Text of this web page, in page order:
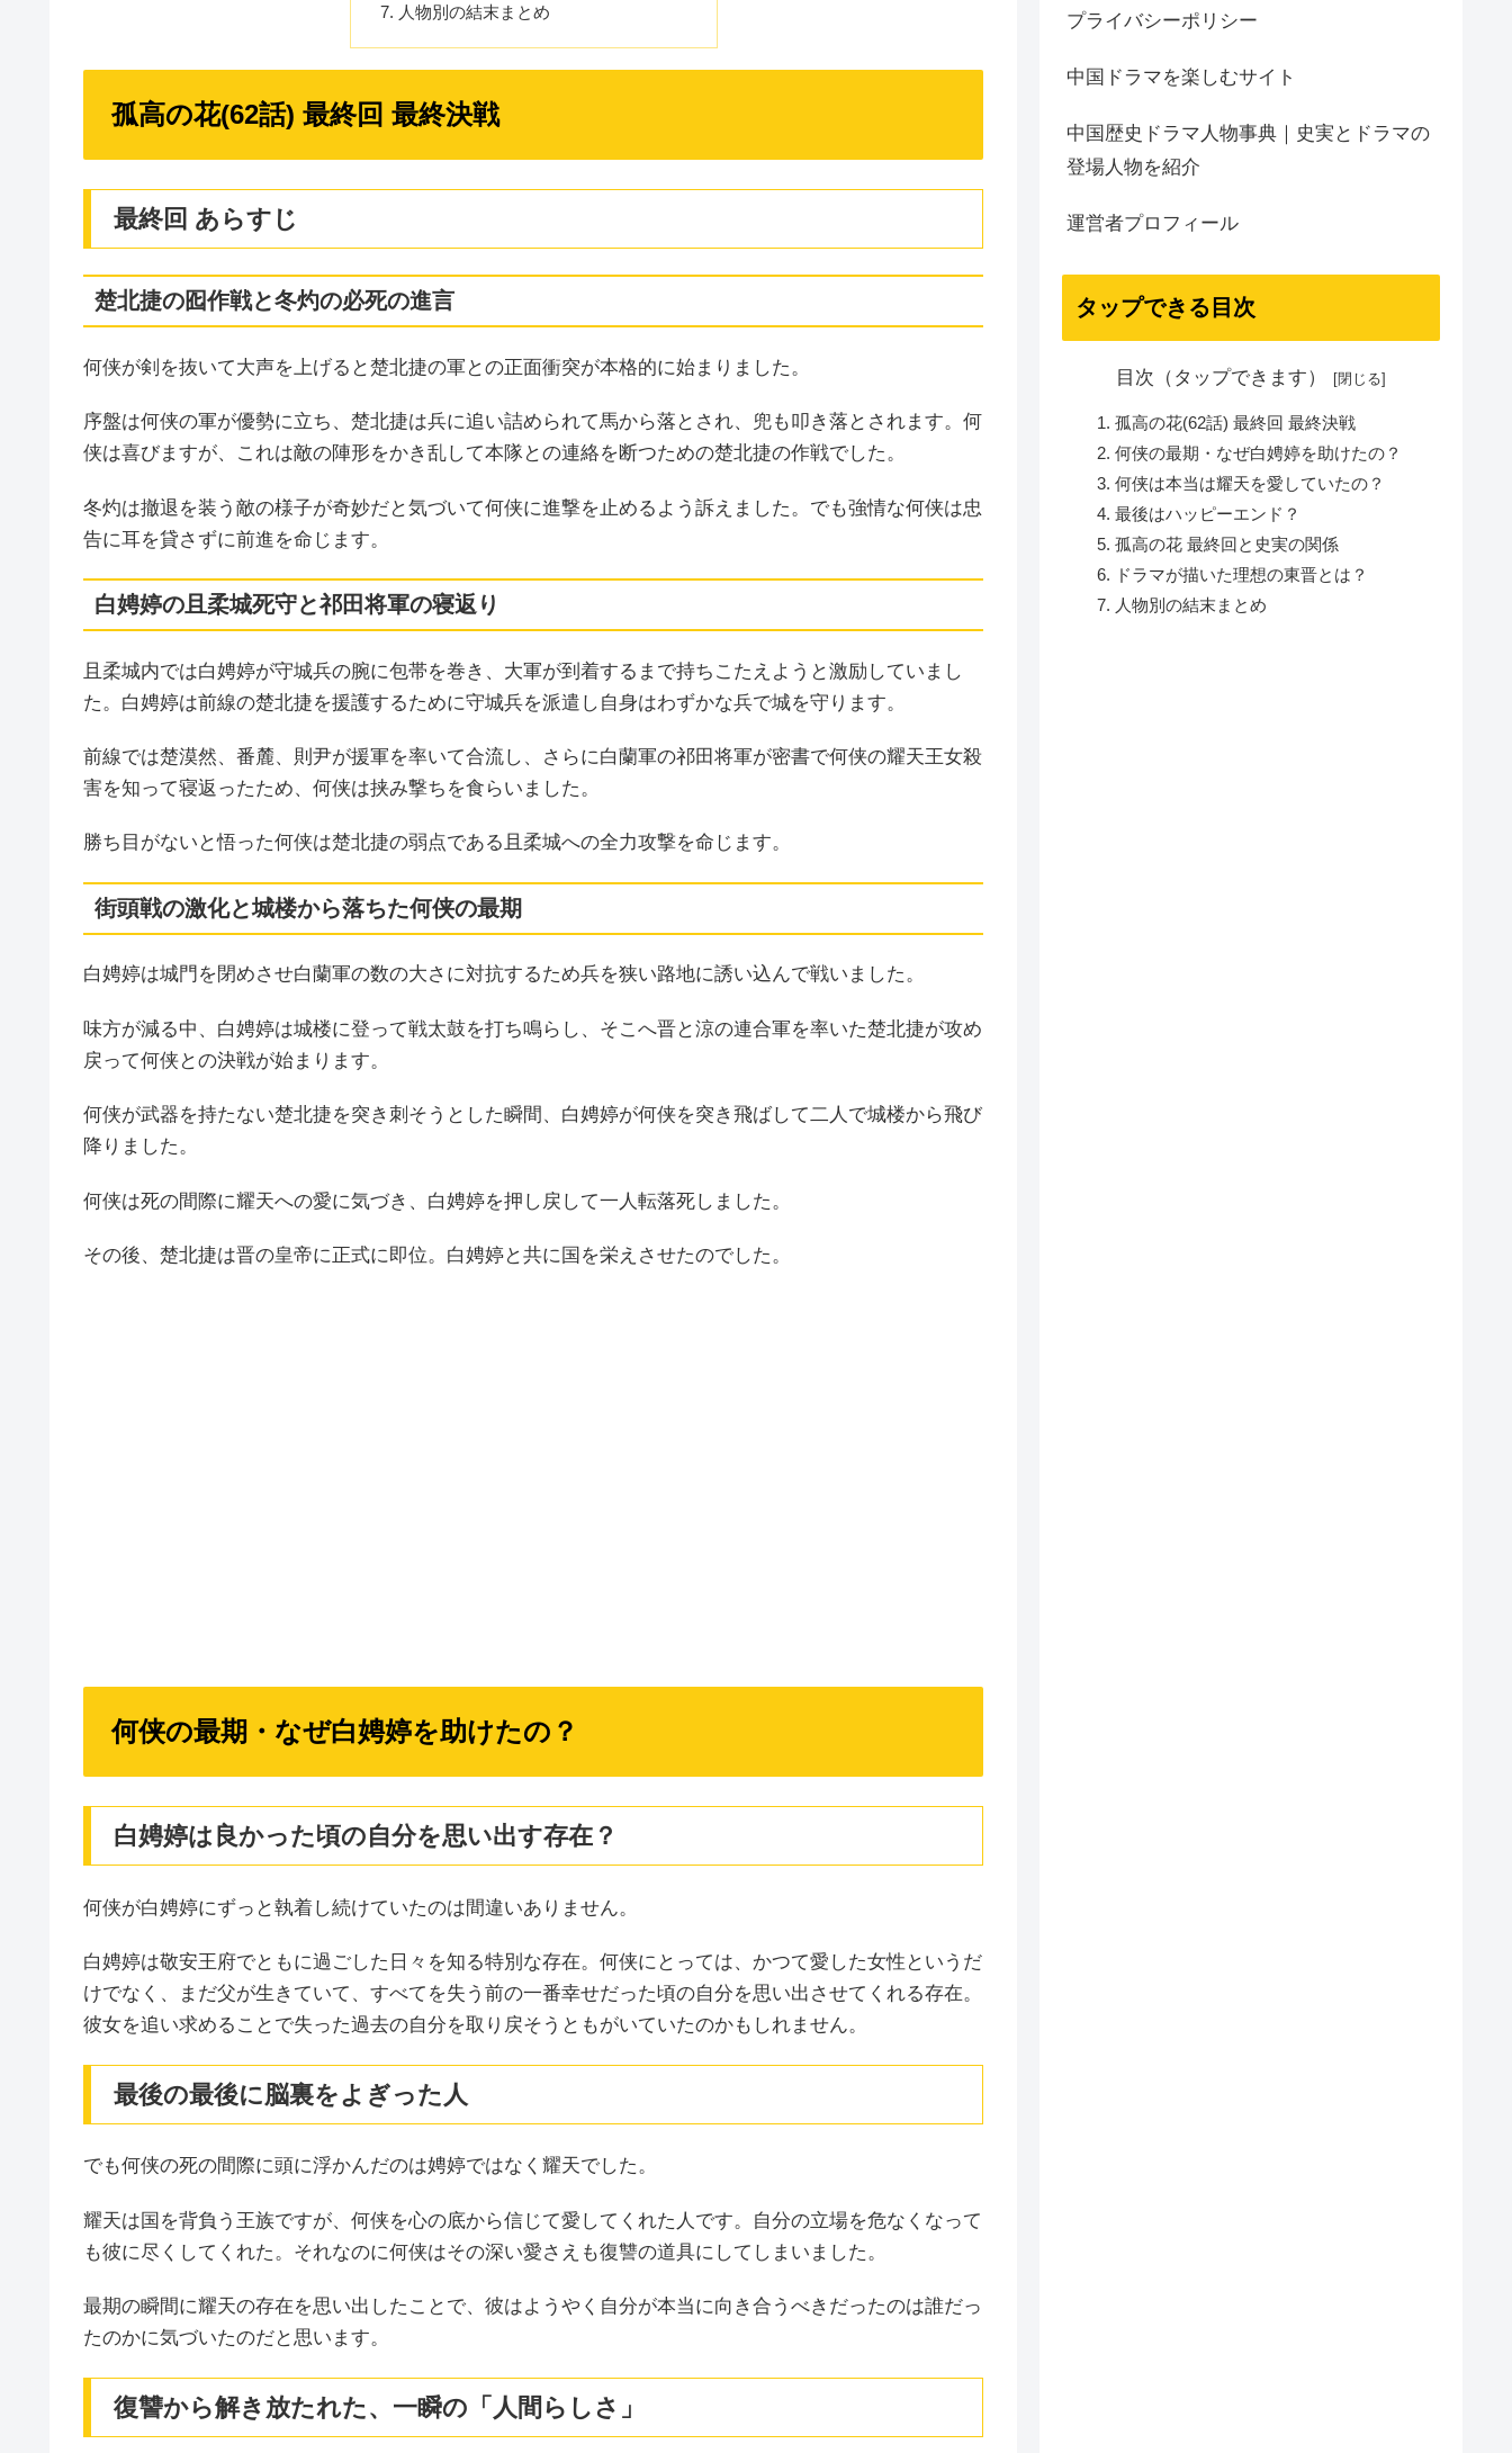
人物別の結末まとめ
孤高の花(62話) 最終回 最終決戦
最終回 あらすじ
楚北捷の囮作戦と冬灼の必死の進言
何侠が剣を抜いて大声を上げると楚北捷の軍との正面衝突が本格的に始まりました。
序盤は何侠の軍が優勢に立ち、楚北捷は兵に追い詰められて馬から落とされ、兜も叩き落とされます。何
侠は喜びますが、これは敵の陣形をかき乱して本隊との連絡を断つための楚北捷の作戦でした。
冬灼は撤退を装う敵の様子が奇妙だと気づいて何侠に進撃を止めるよう訴えました。でも強情な何侠は忠
告に耳を貸さずに前進を命じます。
白娉婷の且柔城死守と祁田将軍の寝返り
且柔城内では白娉婷が守城兵の腕に包帯を巻き、大軍が到着するまで持ちこたえようと激励していまし
た。白娉婷は前線の楚北捷を援護するために守城兵を派遣し自身はわずかな兵で城を守ります。
前線では楚漠然、番麓、則尹が援軍を率いて合流し、さらに白蘭軍の祁田将軍が密書で何侠の耀天王女殺
害を知って寝返ったため、何侠は挟み撃ちを食らいました。
勝ち目がないと悟った何侠は楚北捷の弱点である且柔城への全力攻撃を命じます。
街頭戦の激化と城楼から落ちた何侠の最期
白娉婷は城門を閉めさせ白蘭軍の数の大さに対抗するため兵を狭い路地に誘い込んで戦いました。
味方が減る中、白娉婷は城楼に登って戦太鼓を打ち鳴らし、そこへ晋と涼の連合軍を率いた楚北捷が攻め
戻って何侠との決戦が始まります。
何侠が武器を持たない楚北捷を突き刺そうとした瞬間、白娉婷が何侠を突き飛ばして二人で城楼から飛び
降りました。
何侠は死の間際に耀天への愛に気づき、白娉婷を押し戻して一人転落死しました。
その後、楚北捷は晋の皇帝に正式に即位。白娉婷と共に国を栄えさせたのでした。
何侠の最期・なぜ白娉婷を助けたの？
白娉婷は良かった頃の自分を思い出す存在？
何侠が白娉婷にずっと執着し続けていたのは間違いありません。
白娉婷は敬安王府でともに過ごした日々を知る特別な存在。何侠にとっては、かつて愛した女性というだ
けでなく、まだ父が生きていて、すべてを失う前の一番幸せだった頃の自分を思い出させてくれる存在。
彼女を追い求めることで失った過去の自分を取り戻そうともがいていたのかもしれません。
最後の最後に脳裏をよぎった人
でも何侠の死の間際に頭に浮かんだのは娉婷ではなく耀天でした。
耀天は国を背負う王族ですが、何侠を心の底から信じて愛してくれた人です。自分の立場を危なくなって
も彼に尽くしてくれた。それなのに何侠はその深い愛さえも復讐の道具にしてしまいました。
最期の瞬間に耀天の存在を思い出したことで、彼はようやく自分が本当に向き合うべきだったのは誰だっ
たのかに気づいたのだと思います。
復讐から解き放たれた、一瞬の「人間らしさ」
プライバシーポリシー
中国ドラマを楽しむサイト
中国歴史ドラマ人物事典｜史実とドラマの
登場人物を紹介
運営者プロフィール
タップできる目次
目次（タップできます）
孤高の花(62話) 最終回 最終決戦
何侠の最期・なぜ白娉婷を助けたの？
何侠は本当は耀天を愛していたの？
最後はハッピーエンド？
孤高の花 最終回と史実の関係
ドラマが描いた理想の東晋とは？
人物別の結末まとめ